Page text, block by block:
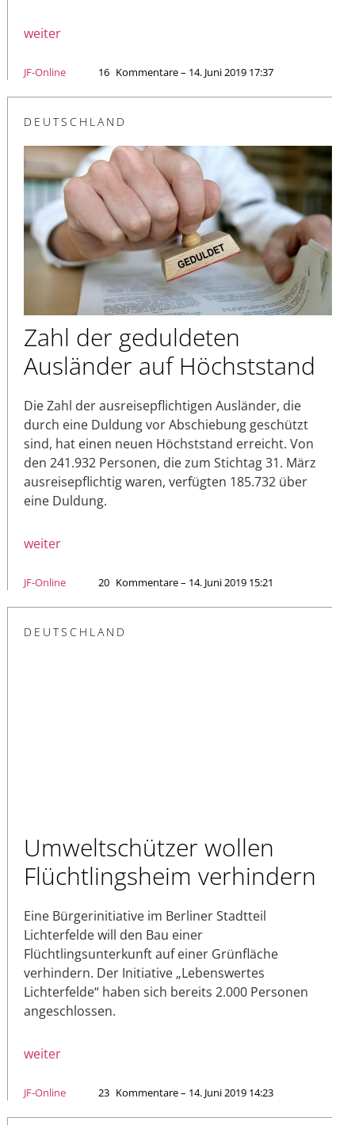
weiter
JF-Online 16 Kommentare – 14. Juni 2019 17:37
DEUTSCHLAND
Zahl der geduldeten
Ausländer auf Höchststand
Die Zahl der ausreisepflichtigen Ausländer, die
durch eine Duldung vor Abschiebung geschützt
sind, hat einen neuen Höchststand erreicht. Von
den 241.932 Personen, die zum Stichtag 31. März
ausreisepflichtig waren, verfügten 185.732 über
eine Duldung.
weiter
JF-Online 20 Kommentare – 14. Juni 2019 15:21
DEUTSCHLAND
Umweltschützer wollen
Flüchtlingsheim verhindern
Eine Bürgerinitiative im Berliner Stadtteil
Lichterfelde will den Bau einer
Flüchtlingsunterkunft auf einer Grünfläche
verhindern. Der Initiative „Lebenswertes
Lichterfelde“ haben sich bereits 2.000 Personen
angeschlossen.
weiter
JF-Online 23 Kommentare – 14. Juni 2019 14:23